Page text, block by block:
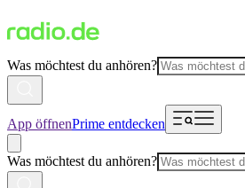
Was möchtest du anhören?
App öffnenPrime entdecken
Was möchtest du anhören?